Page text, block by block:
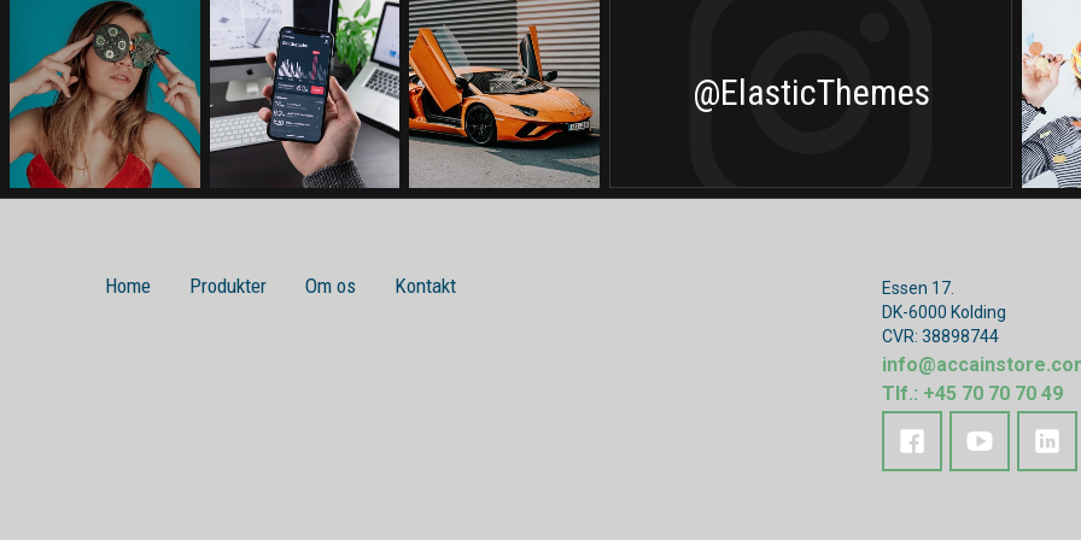
@ElasticThemes
Home Produkter Om os Kontakt
Essen 17.
DK-6000 Kolding
CVR: 38898744
Tlf.: +45 70 70 70 49